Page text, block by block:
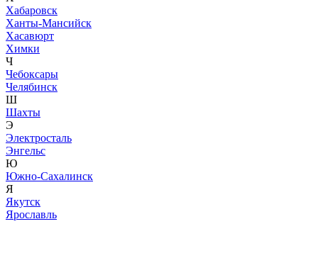
Хабаровск
Ханты-Мансийск
Хасавюрт
Химки
Ч
Чебоксары
Челябинск
Ш
Шахты
Э
Электросталь
Энгельс
Ю
Южно-Сахалинск
Я
Якутск
Ярославль